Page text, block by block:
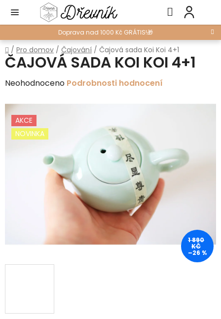
obsah
Doprava nad 1000 Kč GRÁTIS!🎁
Hledat
Domů
/ Pro domov / Čajování / Čajová sada Koi Koi 4+1
ČAJOVÁ SADA KOI KOI 4+1
Průměrné
produktu
0,0
Neohodnoceno Podrobnosti hodnocení
AKCE
NOVINKA
1 890
KČ
–26 %